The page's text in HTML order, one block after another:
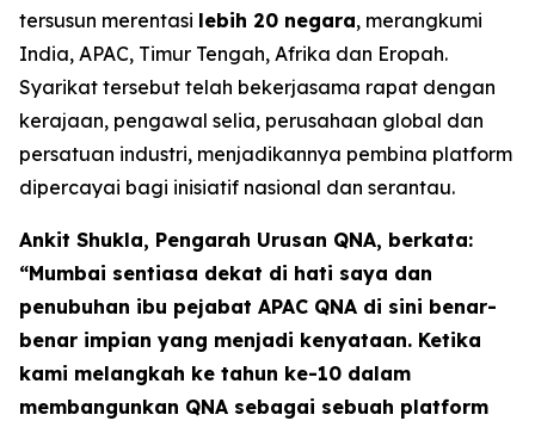
tersusun merentasi lebih 20 negara, merangkumi
India, APAC, Timur Tengah, Afrika dan Eropah.
Syarikat tersebut telah bekerjasama rapat dengan
kerajaan, pengawal selia, perusahaan global dan
persatuan industri, menjadikannya pembina platform
dipercayai bagi inisiatif nasional dan serantau.
Ankit Shukla, Pengarah Urusan QNA, berkata:
“Mumbai sentiasa dekat di hati saya dan
penubuhan ibu pejabat APAC QNA di sini benar-
benar impian yang menjadi kenyataan. Ketika
kami melangkah ke tahun ke-10 dalam
membangunkan QNA sebagai sebuah platform